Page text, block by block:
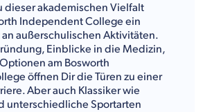
dieser akademischen Vielfalt
Independent College ein
außerschulischen Aktivitäten.
Einblicke in die Medizin,
am Bosworth
öffnen Dir die Türen zu einer
Aber auch Klassiker wie
unterschiedliche Sportarten